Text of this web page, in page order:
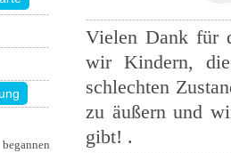
Vielen Dank für
wir Kindern,
schlechten
zu äußern und
gibt! .